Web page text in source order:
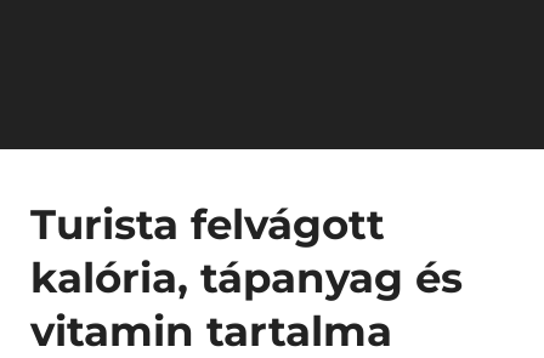
Turista felvágott
kalória, tápanyag és
vitamin tartalma